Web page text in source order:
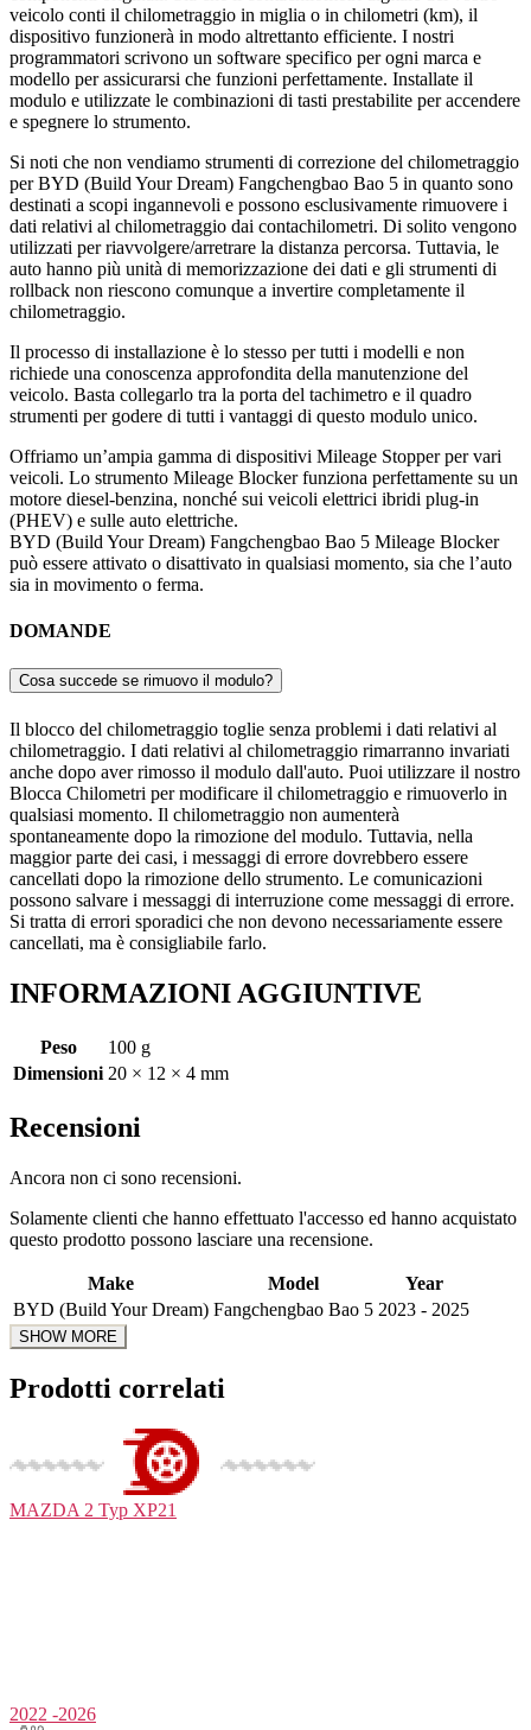
veicolo conti il chilometraggio in miglia o in chilometri (km), il
dispositivo funzionerà in modo altrettanto efficiente. I nostri
programmatori scrivono un software specifico per ogni marca e
modello per assicurarsi che funzioni perfettamente. Installate il
modulo e utilizzate le combinazioni di tasti prestabilite per accendere
e spegnere lo strumento.
Si noti che non vendiamo strumenti di correzione del chilometraggio
per BYD (Build Your Dream) Fangchengbao Bao 5 in quanto sono
destinati a scopi ingannevoli e possono esclusivamente rimuovere i
dati relativi al chilometraggio dai contachilometri. Di solito vengono
utilizzati per riavvolgere/arretrare la distanza percorsa. Tuttavia, le
auto hanno più unità di memorizzazione dei dati e gli strumenti di
rollback non riescono comunque a invertire completamente il
chilometraggio.
Il processo di installazione è lo stesso per tutti i modelli e non
richiede una conoscenza approfondita della manutenzione del
veicolo. Basta collegarlo tra la porta del tachimetro e il quadro
strumenti per godere di tutti i vantaggi di questo modulo unico.
Offriamo un’ampia gamma di dispositivi Mileage Stopper per vari
veicoli. Lo strumento Mileage Blocker funziona perfettamente su un
motore diesel-benzina, nonché sui veicoli elettrici ibridi plug-in
(PHEV) e sulle auto elettriche.
BYD (Build Your Dream) Fangchengbao Bao 5 Mileage Blocker
può essere attivato o disattivato in qualsiasi momento, sia che l’auto
sia in movimento o ferma.
DOMANDE
Cosa succede se rimuovo il modulo?
Il blocco del chilometraggio toglie senza problemi i dati relativi al
chilometraggio. I dati relativi al chilometraggio rimarranno invariati
anche dopo aver rimosso il modulo dall'auto. Puoi utilizzare il nostro
Blocca Chilometri per modificare il chilometraggio e rimuoverlo in
qualsiasi momento. Il chilometraggio non aumenterà
spontaneamente dopo la rimozione del modulo. Tuttavia, nella
maggior parte dei casi, i messaggi di errore dovrebbero essere
cancellati dopo la rimozione dello strumento. Le comunicazioni
possono salvare i messaggi di interruzione come messaggi di errore.
Si tratta di errori sporadici che non devono necessariamente essere
cancellati, ma è consigliabile farlo.
INFORMAZIONI AGGIUNTIVE
Peso
100 g
Dimensioni 20 × 12 × 4 mm
Recensioni
Ancora non ci sono recensioni.
Solamente clienti che hanno effettuato l'accesso ed hanno acquistato
questo prodotto possono lasciare una recensione.
Make Model
Year
BYD (Build Your Dream) Fangchengbao Bao 5 2023 - 2025
Prodotti correlati
MAZDA 2 Typ XP21
2022 -2026